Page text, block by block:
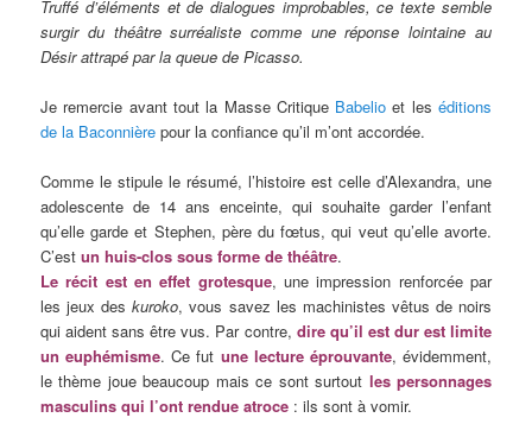
Truffé d’éléments et de dialogues improbables, ce texte semble
surgir du théâtre surréaliste comme une réponse lointaine au
Désir attrapé par la queue de Picasso.
Je remercie avant tout la Masse Critique Babelio et les éditions
de la Baconnière pour la confiance qu’il m’ont accordée.
Comme le stipule le résumé, l’histoire est celle d’Alexandra, une
adolescente de 14 ans enceinte, qui souhaite garder l’enfant
qu’elle garde et Stephen, père du fœtus, qui veut qu’elle avorte.
C’estun huis-clos sous forme de théâtre.
Le récit est en effet grotesque, une impression renforcée par
les jeux des kuroko, vous savez les machinistes vêtus de noirs
qui aident sans être vus. Par contre, dire qu’il est dur est limite
un euphémisme. Ce fut une lecture éprouvante, évidemment,
le thème joue beaucoup mais ce sont surtout les personnages
masculins qui l’ont rendue atroce : ils sont à vomir.